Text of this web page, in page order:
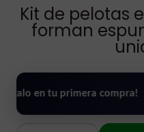
Kit de pelotas
forman
tu primera compra! •